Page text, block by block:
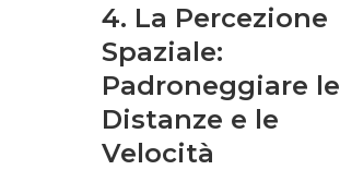
4. La Percezione
Spaziale:
Padroneggiare le
Distanze e le
Velocità